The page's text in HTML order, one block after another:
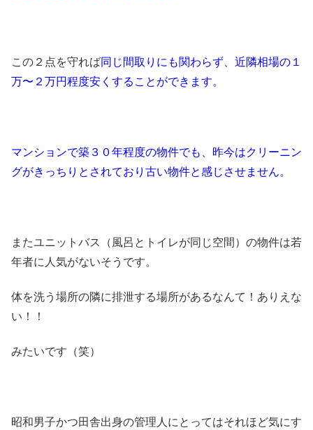
この２点を守れば同じ間取りにも関わらず、近隣相場の １
万〜２万円程度安くすることができます。
マンションで築３０年程度の物件でも、昨今はクリーニン
グがきっちりとされており 古い物件と感じさせません。
またユニットバス（風呂とトイレが同じ空間）の物件は若
年者に人気がないそうです。
体を洗う場所の隣に排泄する場所があるなんて！ありえな
い！！
みたいです（笑）
昭和男子かつ田舎出身の管理人にとってはそれほど気にす